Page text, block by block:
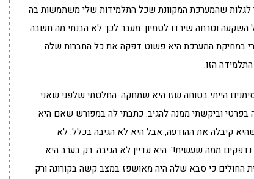
לגלות שהמערכת המקוונת שכל התלמידות שלי משתמשות בה
השקעה וטרחה שירדו לטמיון. מעבר לכך לא הבנתי מה חשבה
במחיקת המערכת היא פשוט דפקה את כל החברות שלה.
הזו.
הייתי בטוחה שזו היא שמחקה. החלטתי שלפני שאני
וביקשתי ממנה להגיב. כתבתי לה במפורש שאם היא
קיבלה את ההודעה, אבל היא לא הגיבה בכלל. לא
ממה שעשית!'. היא עדיין לא הגיבה. רק בערב היא
החולים כי סבא שלה היה מאושפז במצב קשה בקורונה ורק